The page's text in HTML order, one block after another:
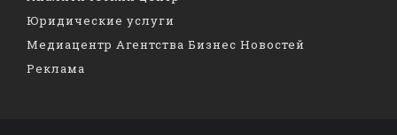
Юридические услуги
Медиацентр Агентства Бизнес Новостей
Реклама